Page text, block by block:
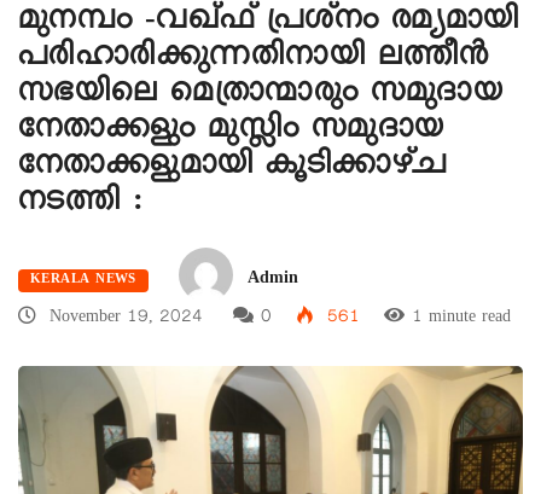
മുനമ്പം -വഖ്‌ഫ് പ്രശ്നം രമ്യമായി
പരിഹാരിക്കുന്നതിനായി ലത്തീൻ
സഭയിലെ മെത്രാന്മാരും സമുദായ
നേതാക്കളും മുസ്ലിം സമുദായ
നേതാക്കളുമായി കൂടിക്കാഴ്ച
നടത്തി :
KERALA NEWS
Admin
November 19, 2024
0 561 1 minute read